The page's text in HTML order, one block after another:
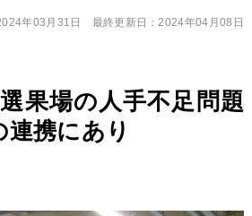
果場の人手不足問題
携にあり
年03月31日 最終更新日：2024年04月08日